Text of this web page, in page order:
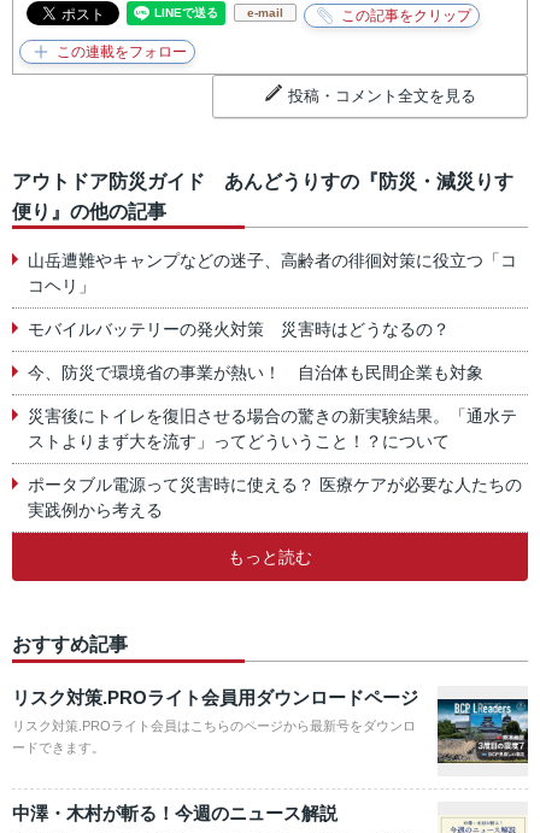
e-mail
投稿・コメント全文を見る
アウトドア防災ガイド あんどうりすの『防災・減災りす
便り』の他の記事
山岳遭難やキャンプなどの迷子、高齢者の徘徊対策に役立つ「コ
コヘリ」
モバイルバッテリーの発火対策 災害時はどうなるの？
今、防災で環境省の事業が熱い！ 自治体も民間企業も対象
災害後にトイレを復旧させる場合の驚きの新実験結果。「通水テ
ストよりまず大を流す」ってどういうこと！？について
ポータブル電源って災害時に使える？ 医療ケアが必要な人たちの
実践例から考える
もっと読む
おすすめ記事
リスク対策.PROライト会員用ダウンロードページ
リスク対策.PROライト会員はこちらのページから最新号をダウンロ
ードできます。
中澤・木村が斬る！今週のニュース解説